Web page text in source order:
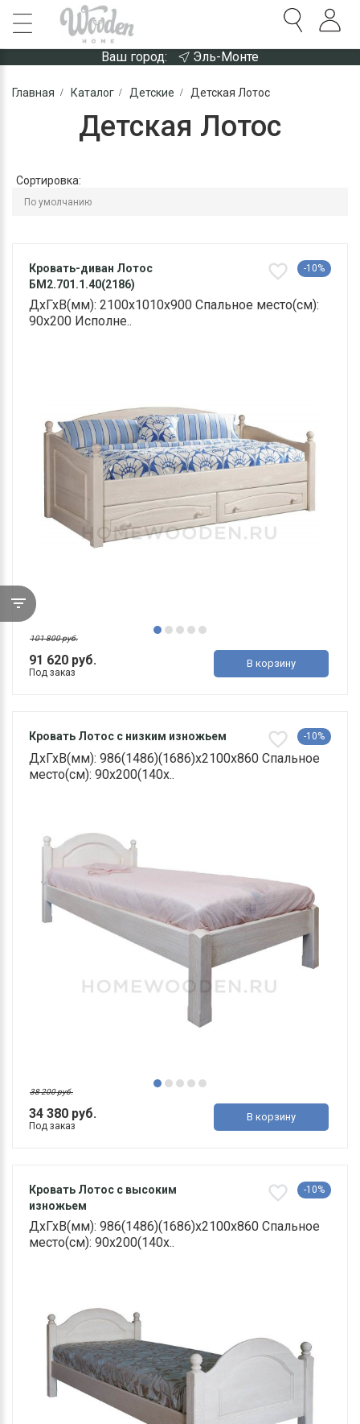
Ваш город: Эль-Монте
Главная Каталог Детские Детская Лотос
Детская Лотос
Сортировка:
Кровать-диван Лотос
БМ2.701.1.40(2186)
-10%
ДхГхВ(мм): 2100х1010х900 Спальное место(см):
90х200 Исполне..
91 620 руб.
101 800 руб.
Под заказ
В корзину
Кровать Лотос с низким изножьем -10%
ДхГхВ(мм): 986(1486)(1686)х2100х860 Спальное
место(см): 90х200(140х..
34 380 руб.
38 200 руб.
Под заказ
В корзину
Кровать Лотос с высоким
изножьем
-10%
ДхГхВ(мм): 986(1486)(1686)х2100х860 Спальное
место(см): 90х200(140х..